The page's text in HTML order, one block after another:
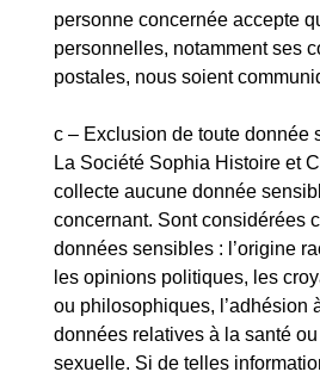
personne concernée accepte
personnelles, notamment ses
postales, nous soient
c – Exclusion de toute donnée
La Société Sophia Histoire et
collecte aucune donnée
concernant. Sont considérées
données sensibles : l’origine
les opinions politiques, les
ou philosophiques, l’adhésion
données relatives à la santé ou
sexuelle. Si de telles